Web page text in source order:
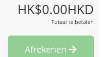
HK$0.00HKD
Totaal te betalen
Afrekenen